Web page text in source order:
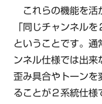
これらの機能を活
「同じチャンネルを
ということです。通
ンネル仕様では出来
歪み具合やトーンを
ることが２系統仕様